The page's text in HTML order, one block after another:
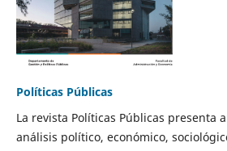
Políticas Públicas
La revista Políticas Públicas presenta
análisis político, económico,